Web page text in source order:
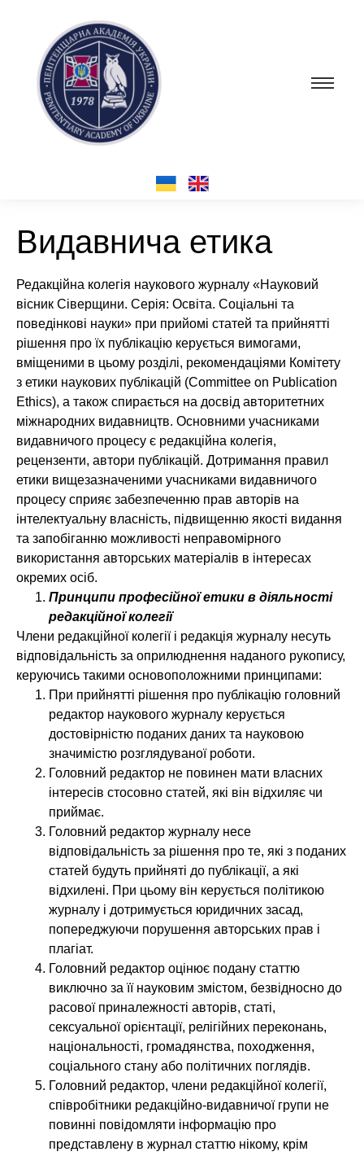
Видавнича етика
Редакційна колегія наукового журналу «Науковий
вісник Сіверщини. Серія: Освіта. Соціальні та
поведінкові науки» при прийомі статей та прийнятті
рішення про їх публікацію керується вимогами,
вміщеними в цьому розділі, рекомендаціями Комітету
з етики наукових публікацій (Committee on Publication
Ethics), а також спирається на досвід авторитетних
міжнародних видавництв. Основними учасниками
видавничого процесу є редакційна колегія,
рецензенти, автори публікацій. Дотримання правил
етики вищезазначеними учасниками видавничого
процесу сприяє забезпеченню прав авторів на
інтелектуальну власність, підвищенню якості видання
та запобіганню можливості неправомірного
використання авторських матеріалів в інтересах
окремих осіб.
Принципи професійної етики в діяльності
редакційної колегії
Члени редакційної колегії і редакція журналу несуть
відповідальність за оприлюднення наданого рукопису,
керуючись такими основоположними принципами:
При прийнятті рішення про публікацію головний
редактор наукового журналу керується
достовірністю поданих даних та науковою
значимістю розглядуваної роботи.
Головний редактор не повинен мати власних
інтересів стосовно статей, які він відхиляє чи
приймає.
Головний редактор журналу несе
відповідальність за рішення про те, які з поданих
статей будуть прийняті до публікації, а які
відхилені. При цьому він керується політикою
журналу і дотримується юридичних засад,
попереджуючи порушення авторських прав і
плагіат.
Головний редактор оцінює подану статтю
виключно за її науковим змістом, безвідносно до
расової приналежності авторів, статі,
сексуальної орієнтації, релігійних переконань,
національності, громадянства, походження,
соціального стану або політичних поглядів.
Головний редактор, члени редакційної колегії,
співробітники редакційно-видавничої групи не
повинні повідомляти інформацію про
представлену в журнал статтю нікому, крім